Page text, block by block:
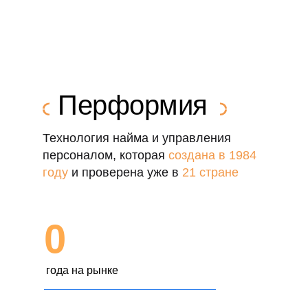
мотивацию (1.5 млн просмотров).
Перформия
Технология найма и управления
персоналом, которая создана в 1984
году и проверена уже в 21 стране
0
года на рынке